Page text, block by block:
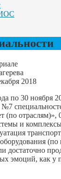
2018
по 30 ноября
(по отраслям)»,
и
(по
достаточно
эмоций, как у